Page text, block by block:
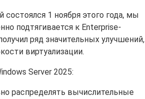
состоялся 1 ноября этого года, мы
подтягивается к Enterprise-
ряд значительных улучшений,
виртуализации.
Server 2025:
распределять вычислительные